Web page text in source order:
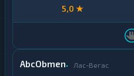
5,0 ★
AbcObmen Лас-Вегас